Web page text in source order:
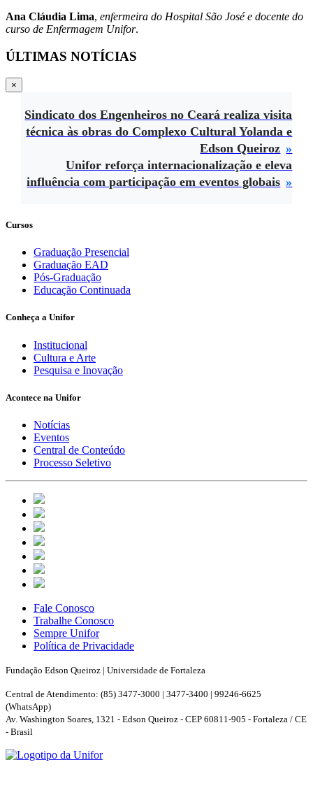
Ana Cláudia Lima, enfermeira do Hospital São José e docente do
curso de Enfermagem Unifor.
ÚLTIMAS NOTÍCIAS
×
Sindicato dos Engenheiros no Ceará realiza visita
técnica às obras do Complexo Cultural Yolanda e
Edson Queiroz
Unifor reforça internacionalização e eleva
influência com participação em eventos globais
Cursos
Graduação Presencial
Graduação EAD
Pós-Graduação
Educação Continuada
Conheça a Unifor
Institucional
Cultura e Arte
Pesquisa e Inovação
Acontece na Unifor
Notícias
Eventos
Central de Conteúdo
Processo Seletivo
Fale Conosco
Trabalhe Conosco
Sempre Unifor
Política de Privacidade
Fundação Edson Queiroz | Universidade de Fortaleza
Central de Atendimento: (85) 3477-3000 | 3477-3400 | 99246-6625
(WhatsApp)
Av. Washington Soares, 1321 - Edson Queiroz - CEP 60811-905 - Fortaleza / CE
- Brasil